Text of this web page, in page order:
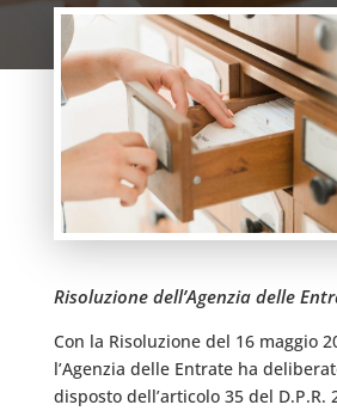
Risoluzione dell’Agenzia delle
Con la Risoluzione del 16 maggio
l’Agenzia delle Entrate ha
disposto dell’articolo 35 del D.P.R.